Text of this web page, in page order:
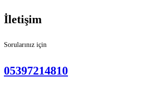
İletişim
Sorularınız için
05397214810